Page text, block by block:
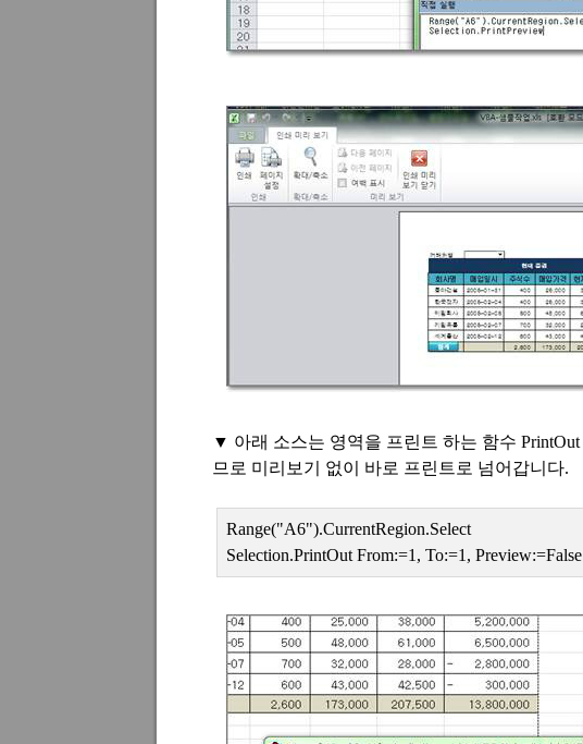
▼ 아래 소스는 영역을 프린트 하는 함수 PrintOut
므로 미리보기 없이 바로 프린트로 넘어갑니다.
Range("A6").CurrentRegion.Select
Selection.PrintOut From:=1, To:=1, Preview:=False